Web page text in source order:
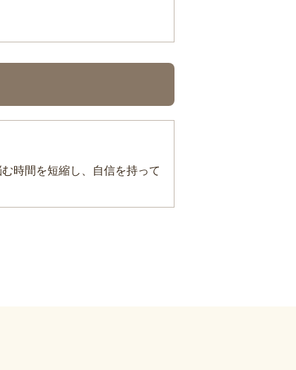
時間を短縮し、自信を持って